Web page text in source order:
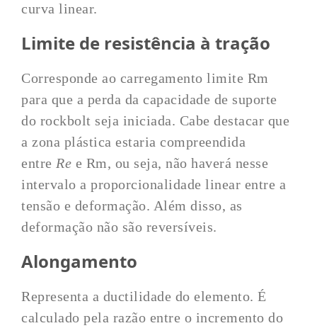
curva linear.
Limite de resistência à tração
Corresponde ao carregamento limite Rm
para que a perda da capacidade de suporte
do rockbolt seja iniciada. Cabe destacar que
a zona plástica estaria compreendida
entre Re e Rm, ou seja, não haverá nesse
intervalo a proporcionalidade linear entre a
tensão e deformação. Além disso, as
deformação não são reversíveis.
Alongamento
Representa a ductilidade do elemento. É
calculado pela razão entre o incremento do